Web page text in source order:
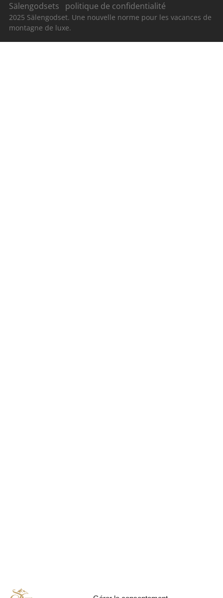
2025 Sälengodset. Une nouvelle norme pour les vacances de
montagne de luxe.
Sälengodsets politique de confidentialité